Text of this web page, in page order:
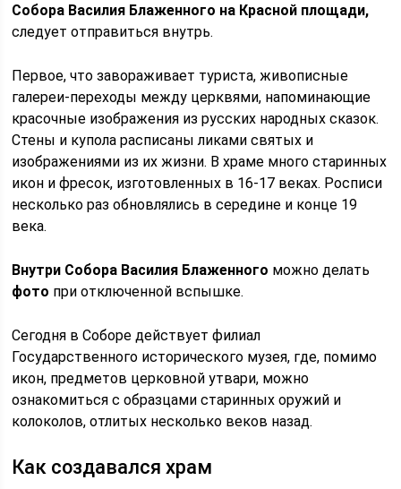
Собора Василия Блаженного на Красной площади,
следует отправиться внутрь.
Первое, что завораживает туриста, живописные
галереи-переходы между церквями, напоминающие
красочные изображения из русских народных сказок.
Стены и купола расписаны ликами святых и
изображениями из их жизни. В храме много старинных
икон и фресок, изготовленных в 16-17 веках. Росписи
несколько раз обновлялись в середине и конце 19
века.
Внутри Собора Василия Блаженного можно делать
фото при отключенной вспышке.
Сегодня в Соборе действует филиал
Государственного исторического музея, где, помимо
икон, предметов церковной утвари, можно
ознакомиться с образцами старинных оружий и
колоколов, отлитых несколько веков назад.
Как создавался храм